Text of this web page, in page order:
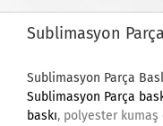
Sublimasyon
Sublimasyon Parça
Sublimasyon Parça
baskı, polyester kumaş